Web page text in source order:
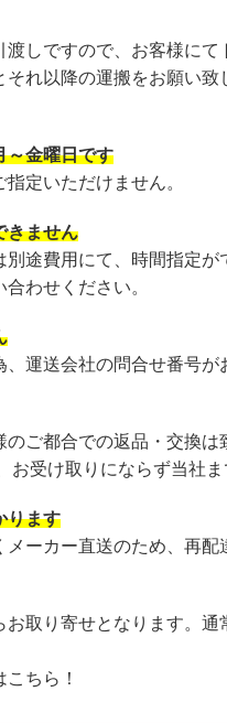
渡しですので、お客様にて
それ以降の運搬をお願い致
～金曜日です
定いただけません。
きません
別途費用にて、時間指定が
わせください。
運送会社の問合せ番号が
のご都合での返品・交換
お受け取りにならず当社ま
ります
ーカー直送のため、再
お取り寄せとなります。
ちら！